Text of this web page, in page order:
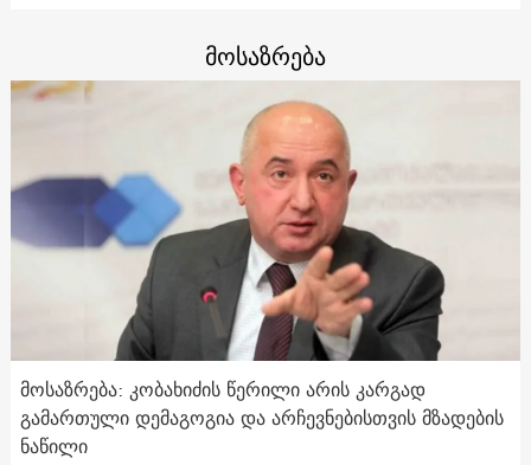
მოსაზრება
მოსაზრება: კობახიძის წერილი არის კარგად
გამართული დემაგოგია და არჩევნებისთვის მზადების
ნაწილი